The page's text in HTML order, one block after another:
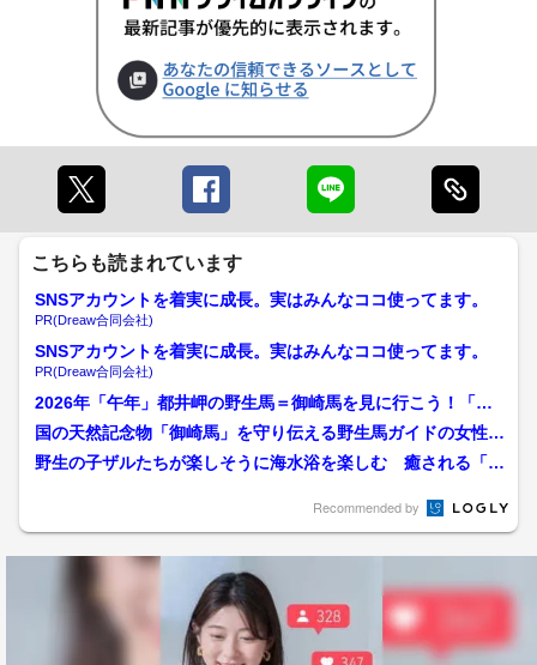
こちらも読まれています
SNSアカウントを着実に成長。実はみんなココ使ってます。
PR(Dreaw合同会社)
SNSアカウントを着実に成長。実はみんなココ使ってます。
PR(Dreaw合同会社)
2026年「午年」都井岬の野生馬＝御崎馬を見に行こう！「野
焼き」「春駒」「馬追い...
国の天然記念物「御崎馬」を守り伝える野生馬ガイドの女性
「うま年」に故郷の宝たち...
野生の子ザルたちが楽しそうに海水浴を楽しむ 癒される「幸
Recommended by